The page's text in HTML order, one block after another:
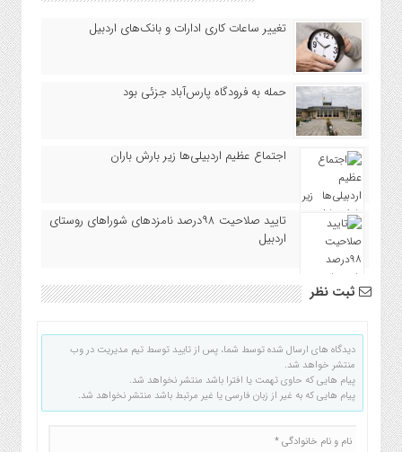
تغییر ساعات کاری ادارات و بانک‌های اردبیل
حمله به فرودگاه پارس‌‌آباد جزئی بود
اجتماع عظیم اردبیلی‌ها زیر بارش باران
تایید صلاحیت ۹۸درصد نامزدهای شوراهای روستای
اردبیل
ثبت نظر
دیدگاه های ارسال شده توسط شما، پس از تایید توسط تیم مدیریت در وب
منتشر خواهد شد.
پیام هایی که حاوی تهمت یا افترا باشد منتشر نخواهد شد.
پیام هایی که به غیر از زبان فارسی یا غیر مرتبط باشد منتشر نخواهد شد.